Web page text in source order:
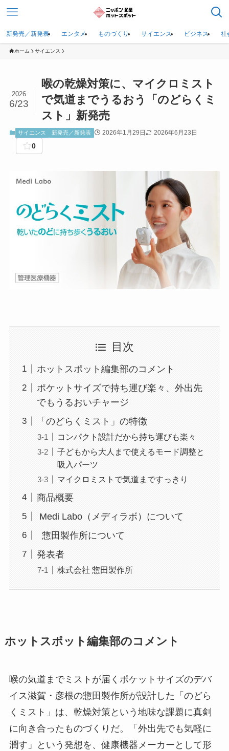
新発売／新発表 エンタメ ものづくり サイエンス ビジネス 社
ホーム サイエンス
喉の乾燥対策に、マイクロミスト
で気道までうるおう「のどらくミ
スト」新発売
2026
6/23
サイエンス 新発売／新発表 2026年1月29日 2026年6月23日
0
目次
ホットスポット編集部のコメント
ポケットサイズで持ち運び楽々、外出先
でもうるおいチャージ
「のどらくミスト」の特徴
コンパクト設計だから持ち運びも楽々
子どもから大人まで使えるモード調整と
吸入パーツ
マイクロミストで気道まですっきり
商品概要
Medi Labo（メディラボ）について
惣田製作所について
発表者
株式会社 惣田製作所
ホットスポット編集部のコメント
喉の気道までミストが届くポケットサイズのデバ
イス滋賀・彦根の惣田製作所が設計した「のどら
くミスト」は、乾燥対策という地味な課題に真剣
に向き合ったものづくりだ。「外出先でも気軽に
潤す」という発想を、健康機器メーカーとして形